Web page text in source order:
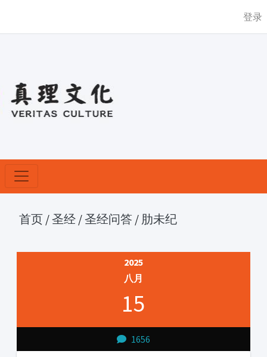
登录
首页 /圣经 /圣经问答 / 肋未纪
2025
八月
15
1656